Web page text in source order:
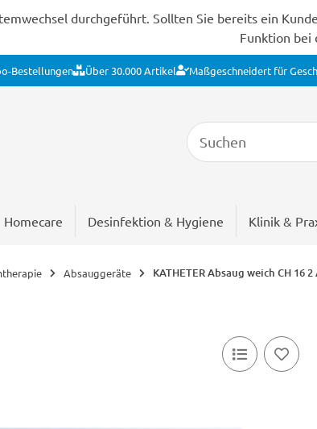
durchgeführt. Sollten Sie bereits ein
Funktion bei
Bestellungen Über 30.000 Artikel Maßgeschneidert für
Homecare Desinfektion & Hygiene Klinik &
Absauggeräte KATHETER Absaug weich CH 16